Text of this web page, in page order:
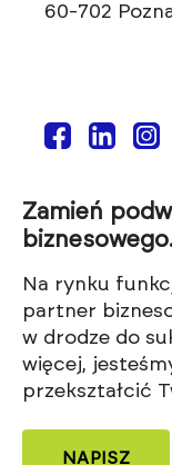
60-702
Zamień
Na rynku
partner
w drodze do
więcej,
przekształcić
NAPISZ